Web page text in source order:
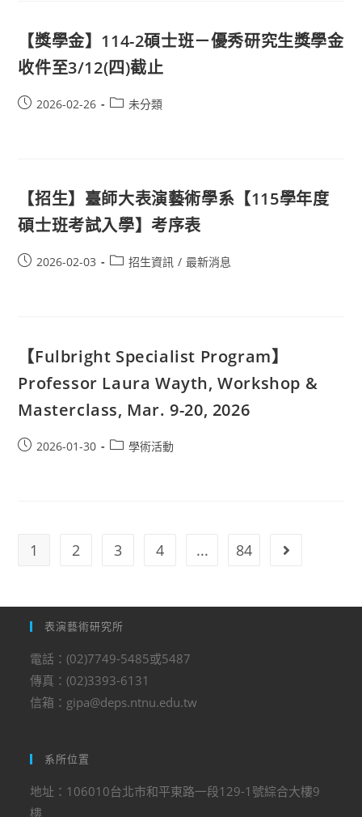
【獎學金】114-2碩士班－優秀研究生獎學金
收件至3/12(四)截止
2026-02-26 未分類
【招生】臺師大表演藝術學系【115學年度
碩士班考試入學】考序表
2026-02-03 招生資訊 / 最新消息
【Fulbright Specialist Program】
Professor Laura Wayth, Workshop &
Masterclass, Mar. 9-20, 2026
2026-01-30 學術活動
1 2 3 4 ... 84
表演藝術研究所
電話：(02)7749-5485或5487
傳真：(02)3393-6131
信箱：gipa@deps.ntnu.edu.tw
系所位置
地址：106010台北市和平東路一段129-1號綜合大樓9
樓